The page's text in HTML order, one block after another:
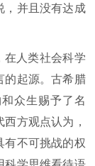
，并且没有达成
人类社会科学
的起源。古希腊
众生赐予了名
方观点认为，
有不可挑战的权